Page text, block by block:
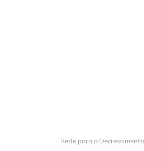
Rede para o